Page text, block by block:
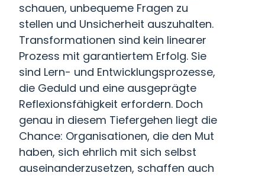
schauen, unbequeme Fragen zu
stellen und Unsicherheit auszuhalten.
Transformationen sind kein linearer
Prozess mit garantiertem Erfolg. Sie
sind Lern- und Entwicklungsprozesse,
die Geduld und eine ausgeprägte
Reflexionsfähigkeit erfordern. Doch
genau in diesem Tiefergehen liegt die
Chance: Organisationen, die den Mut
haben, sich ehrlich mit sich selbst
auseinanderzusetzen, schaffen auch